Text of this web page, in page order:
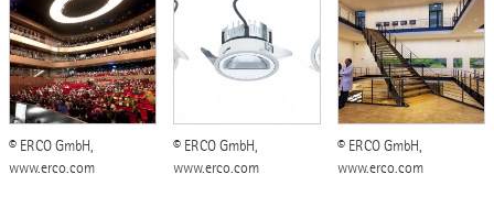
© ERCO GmbH,
www.erco.com
© ERCO GmbH,
www.erco.com
© ERCO GmbH,
www.erco.com